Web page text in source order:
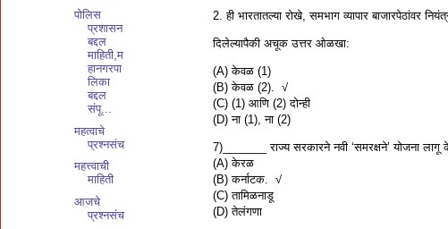
2. ही भारतातल्या रोखे, समभाग व्यापार बाजारपेठांवर
दिलेल्यापैकी अचूक उत्तर ओळखा:
(A) केवळ (1)
(B) केवळ (2). √
(C) (1) आणि (2) दोन्ही
(D) ना (1), ना (2)
7)_______ राज्य सरकारने नवी ‘समरक्षने’ योजना लागू
(A) केरळ
(B) कर्नाटक. √
(C) तामिळनाडू
(D) तेलंगणा
पोलिस
प्रशासन
बद्दल
माहिती,म
हानगरपा
लिका
बद्दल
संपू...
महत्वाचे
प्रश्नसंच
महत्त्वाची
माहिती
आजचे
प्रश्नसंच